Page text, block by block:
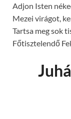
Adjon Isten
Mezei virágot,
Tartsa meg sok
Főtisztelendő